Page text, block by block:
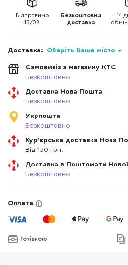
Відправимо
13/08
Безкоштовна
доставка
14
Доставка: Оберіть Ваше місто
Самовивіз з магазину КТС
Безкоштовно
Доставка Нова Пошта
Безкоштовно
Укрпошта
Безкоштовно
Кур'єрська доставка Нова
Від 150 грн.
Доставка в Поштомати
Безкоштовно
Оплата
Готівкою